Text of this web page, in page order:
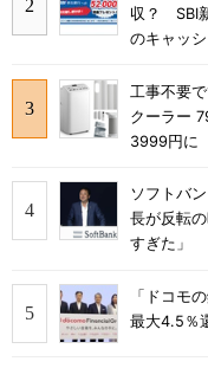
収？ SBI
のキャッ
工事不要
クーラー
3999円に
ソフトバ
長が反転
すぎた」
「ドコモ
最大4.5％